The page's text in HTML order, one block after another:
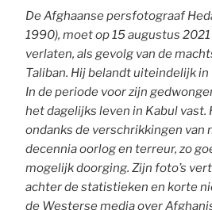
De Afghaanse persfotograaf
1990), moet op 15 augustus
verlaten, als gevolg van de
Taliban. Hij belandt uiteindelijk in
In de periode voor zijn
het dagelijks leven in Kabul vast.
ondanks de verschrikkingen van
decennia oorlog en terreur, zo
mogelijk doorging. Zijn foto’s
achter de statistieken en korte
de Westerse media over